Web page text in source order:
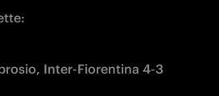
Inter-Fiorentina 4-3